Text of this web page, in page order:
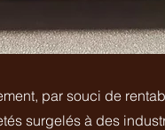
par souci de
surgelés à des